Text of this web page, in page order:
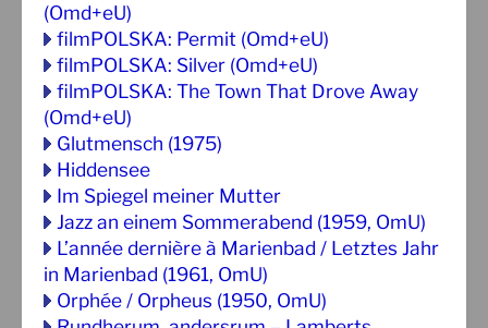
(Omd+eU)
filmPOLSKA: Permit (Omd+eU)
filmPOLSKA: Silver (Omd+eU)
filmPOLSKA: The Town That Drove Away
(Omd+eU)
Glutmensch (1975)
Hiddensee
Im Spiegel meiner Mutter
Jazz an einem Sommerabend (1959, OmU)
L’année dernière à Marienbad / Letztes Jahr
in Marienbad (1961, OmU)
Orphée / Orpheus (1950, OmU)